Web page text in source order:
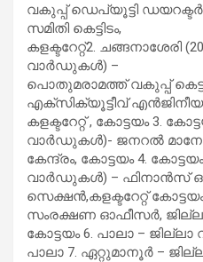
വകുപ്പ് ഡെപ്യൂട്ടി
സമിതി കെട്ടിടം,
കളക്ടറേറ്റ്2. ചങ്ങനാശേരി
വാര്‍ഡുകള്‍) –
പൊതുമരാമത്ത് വകുപ്പ്
എക്സിക്യൂട്ടീവ്
കളക്ടറേറ്റ് , കോട്ടയം 3.
വാര്‍ഡുകള്‍)- ജനറല്‍
കേന്ദ്രം, കോട്ടയം 4.
വാര്‍ഡുകള്‍) – ഫിനാന്‍സ്
സെക്ഷന്‍,കളക്ടറേറ്റ്
സംരക്ഷണ ഓഫീസര്‍,
കോട്ടയം 6. പാലാ –
പാലാ 7. ഏറ്റുമാനൂര്‍ –